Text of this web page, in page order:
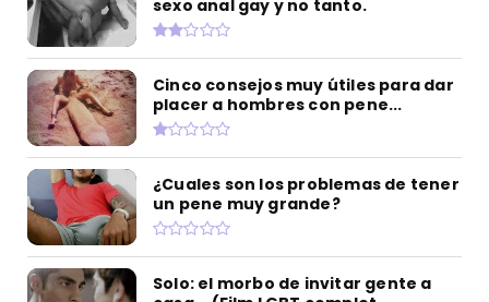
sexo anal gay y no tanto.
Cinco consejos muy útiles para dar
placer a hombres con pene...
¿Cuales son los problemas de tener
un pene muy grande?
Solo: el morbo de invitar gente a